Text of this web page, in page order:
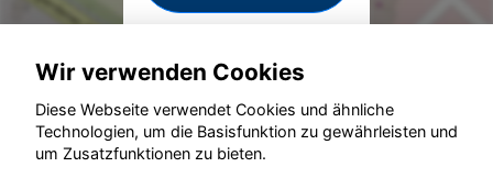
© konjunkturmotor.de GmbH 2020 - 2026
Wir verwenden Cookies
Diese Webseite verwendet Cookies und ähnliche
Technologien, um die Basisfunktion zu gewährleisten und
um Zusatzfunktionen zu bieten.